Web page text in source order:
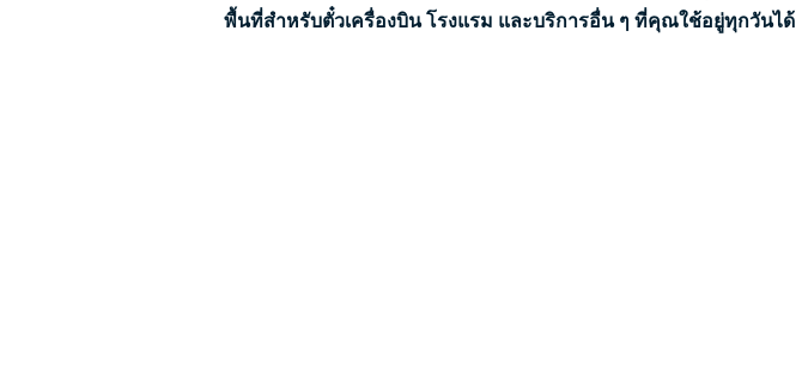
พื้นที่สำหรับตั๋วเครื่องบิน โรงแรม และบริการอื่น ๆ ที่คุณใช้อยู่ทุกวันได้